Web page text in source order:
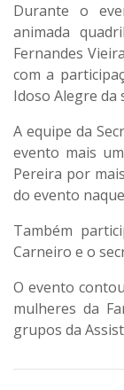
Durante o
animada
Fernandes
com a
Idoso Alegre da
A equipe da
evento mais
Pereira por
do evento
Também
Carneiro e o
O evento
mulheres da
grupos da